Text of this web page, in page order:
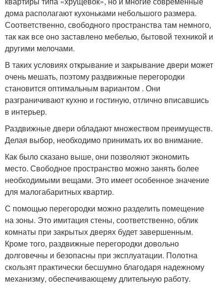
дома располагают кухоньками небольшого размера.
Соответственно, свободного пространства там немного,
так как все оно заставлено мебелью, бытовой техникой и
другими мелочами.
В таких условиях открывание и закрывание двери может
очень мешать, поэтому раздвижные перегородки
становится оптимальным вариантом . Они
разграничивают кухню и гостиную, отлично вписавшись
в интерьер.
Раздвижные двери обладают множеством преимуществ.
Делая выбор, необходимо принимать их во внимание.
Как было сказано выше, они позволяют экономить
место. Свободное пространство можно занять более
необходимыми вещами. Это имеет особенное значение
для малогабаритных квартир.
С помощью перегородки можно разделить помещение
на зоны. Это имитация стены, соответственно, облик
комнаты при закрытых дверях будет завершенным.
Кроме того, раздвижные перегородки довольно
долговечны и безопасны при эксплуатации. Полотна
скользят практически бесшумно благодаря надежному
механизму, обеспечивающему длительную работу.